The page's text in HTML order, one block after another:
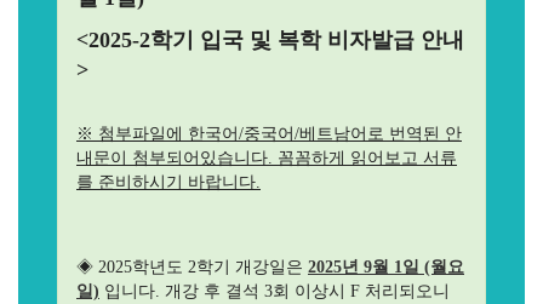
<2025-2학기 입국 및 복학 비자발급 안내
>
※ 첨부파일에 한국어/중국어/베트남어로 번역된 안
내문이 첨부되어있습니다. 꼼꼼하게 읽어보고 서류
를 준비하시기 바랍니다.
◈ 2025학년도 2학기 개강일은 2025년 9월 1일 (월요
일) 입니다. 개강 후 결석 3회 이상시 F 처리되오니